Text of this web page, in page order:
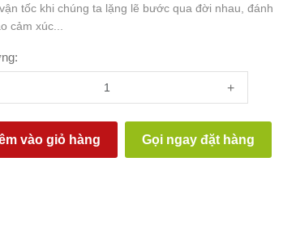
tốc khi chúng ta lặng lẽ bước qua đời nhau, đánh
cảm xúc...
+
vào giỏ hàng Gọi ngay đặt hàng